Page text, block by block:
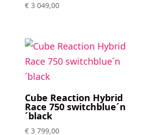
€ 3 049,00
Cube Reaction Hybrid
Race 750 switchblue´n
´black
€ 3 799,00